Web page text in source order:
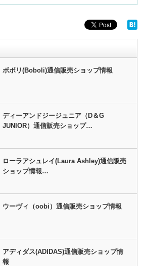
ボボリ(Boboli)通信販売ショップ情報
ディーアンドジージュニア（D＆G
JUNIOR）通信販売ショップ…
ローラアシュレイ(Laura Ashley)通信販売
ショップ情報…
ウーヴィ（oobi）通信販売ショップ情報
アディダス(ADIDAS)通信販売ショップ情
報